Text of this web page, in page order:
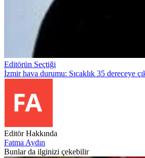
Editörün Seçtiği
İzmir hava durumu: Sıcaklık 35 dereceye
Editör Hakkında
Fatma Aydın
Bunlar da ilginizi çekebilir